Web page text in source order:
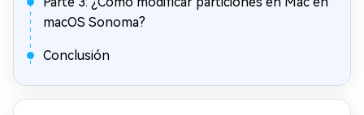
macOS Sonoma?
Conclusión